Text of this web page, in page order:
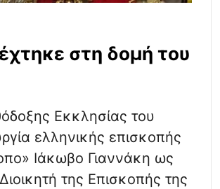
στη δομή του
Εκκλησίας του
ελληνικής επισκοπής
Ιάκωβο Γιαννάκη ως
της Επισκοπής της